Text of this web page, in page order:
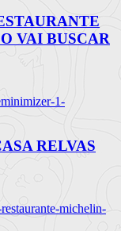
VAI BUSCAR
1-
RELVAS
michelin-